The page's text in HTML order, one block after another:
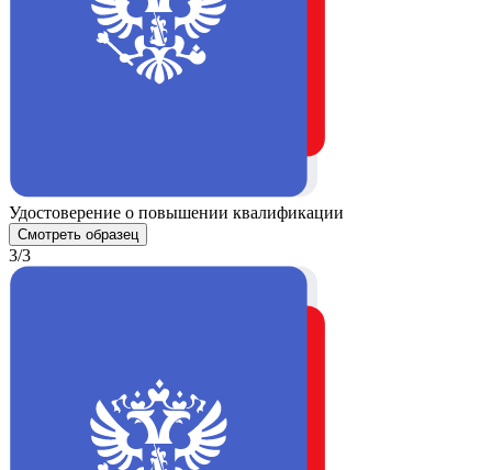
Удостоверение о повышении квалификации
Смотреть образец
3/3